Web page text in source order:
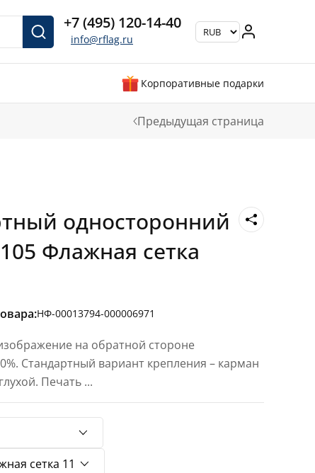
+7 (495) 120-14-40
info@rflag.ru
Корпоративные подарки
Предыдущая страница
односторонний
Флажная сетка
НФ-00013794-000006971
на обратной стороне
Стандартный вариант крепления – карман
Печать ...